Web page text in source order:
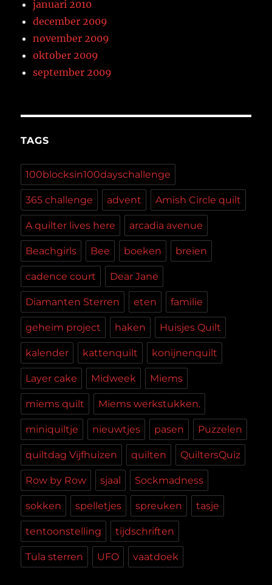
januari 2010
december 2009
november 2009
oktober 2009
september 2009
TAGS
100blocksin100dayschallenge
365 challenge advent Amish Circle quilt
A quilter lives here arcadia avenue
Beachgirls Bee boeken breien
cadence court Dear Jane
Diamanten Sterren eten familie
geheim project haken Huisjes Quilt
kalender kattenquilt konijnenquilt
Layer cake Midweek Miems
miems quilt Miems werkstukken.
miniquiltje nieuwtjes pasen Puzzelen
quiltdag Vijfhuizen quilten QuiltersQuiz
Row by Row sjaal Sockmadness
sokken spelletjes spreuken tasje
tentoonstelling tijdschriften
Tula sterren UFO vaatdoek